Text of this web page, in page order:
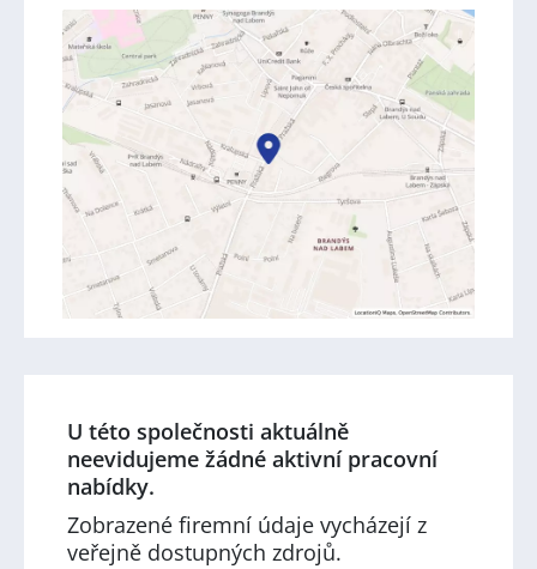
U této společnosti aktuálně
neevidujeme žádné aktivní pracovní
nabídky.
Zobrazené firemní údaje vycházejí z
veřejně dostupných zdrojů.